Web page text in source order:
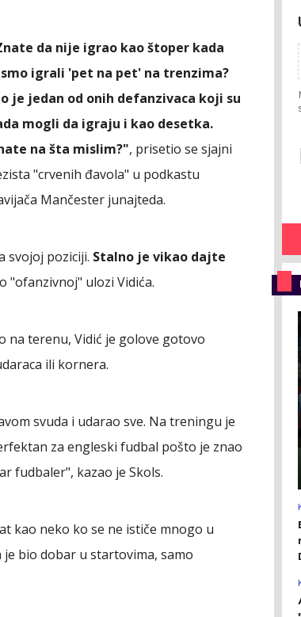
da nije igrao kao štoper kada
igrali 'pet na pet' na trenzima?
je jedan od onih defanzivaca koji su
mogli da igraju i kao desetka.
na šta mislim?", prisetio se sjajni
"crvenih đavola" u podkastu
Mančester junajteda.
svojoj poziciji. Stalno je vikao dajte
"ofanzivnoj" ulozi Vidića.
na terenu, Vidić je golove gotovo
ili kornera.
svuda i udarao sve. Na treningu je
za engleski fudbal pošto je znao
fudbaler", kazao je Skols.
kao neko ko se ne ističe mnogo u
bio dobar u startovima, samo